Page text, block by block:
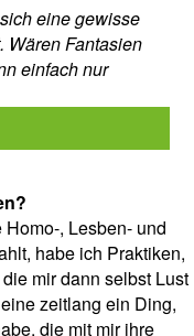
eine gewisse
Wären Fantasien
einfach nur
, Lesben- und
habe ich Praktiken,
mir dann selbst Lust
zeitlang ein Ding,
die mit mir ihre